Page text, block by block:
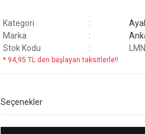
Kategori
Marka
Stok Kodu
* 94,95 TL den başlayan taksitlerle!!
Seçenekler